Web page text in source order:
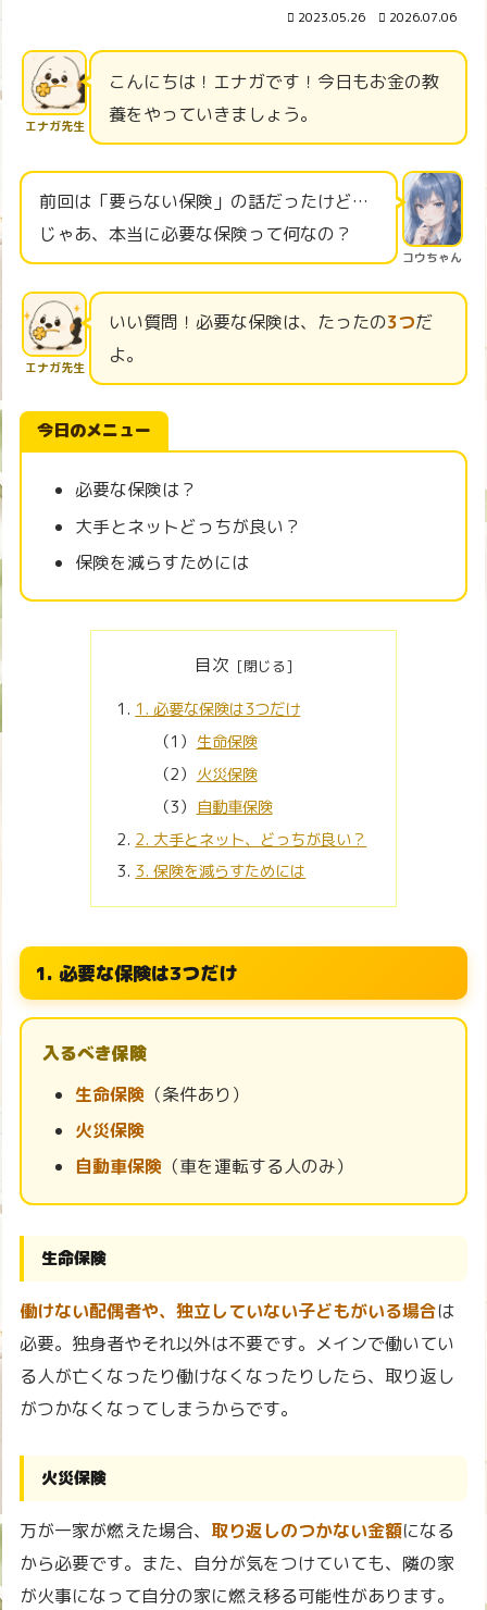
2023.05.26 2026.07.06
エナガ先生
こんにちは！エナガです！今日もお金の教
養をやっていきましょう。
コウちゃん
前回は「要らない保険」の話だったけど…
じゃあ、本当に必要な保険って何なの？
エナガ先生
いい質問！必要な保険は、たったの3つだ
よ。
今日のメニュー
必要な保険は？
大手とネットどっちが良い？
保険を減らすためには
目次
1. 必要な保険は3つだけ
生命保険
火災保険
自動車保険
2. 大手とネット、どっちが良い？
3. 保険を減らすためには
1. 必要な保険は3つだけ
入るべき保険
生命保険（条件あり）
火災保険
自動車保険（車を運転する人のみ）
生命保険
働けない配偶者や、独立していない子どもがいる場合は
必要。独身者やそれ以外は不要です。メインで働いてい
る人が亡くなったり働けなくなったりしたら、取り返し
がつかなくなってしまうからです。
火災保険
万が一家が燃えた場合、 取り返しのつかない金額になる
から必要です。また、自分が気をつけていても、隣の家
が火事になって自分の家に燃え移る可能性があります。